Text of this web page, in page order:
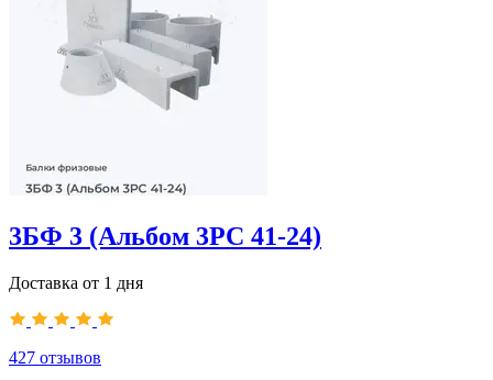
3БФ 3 (Альбом 3РС 41-24)
Доставка от 1 дня
427 отзывов